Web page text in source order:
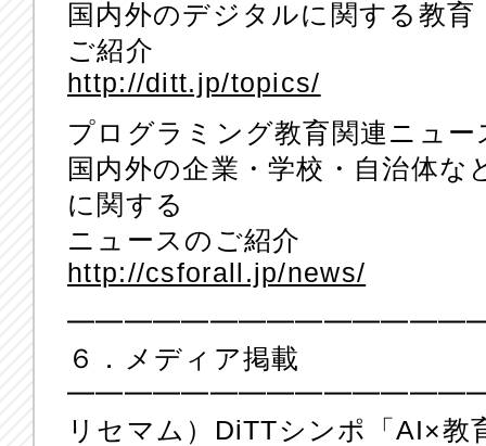
国内外のデジタルに関する教
ご紹介
http://ditt.jp/topics/
プログラミング教育関連ニュ
国内外の企業・学校・自治体
に関する
ニュースのご紹介
http://csforall.jp/news/
６．メディア掲載
リセマム）DiTTシンポ「AI×